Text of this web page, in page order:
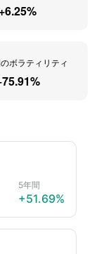
+6.25%
ボラティリティ
5年間
+51.69%